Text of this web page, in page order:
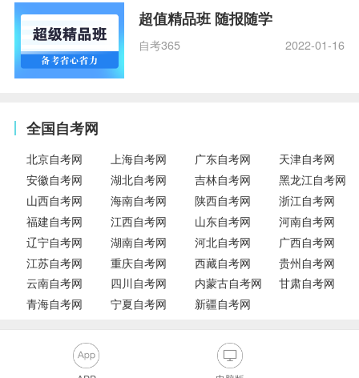
超值精品班 随报随学
自考365 2022-01-16
全国自考网
北京自考网 上海自考网 广东自考网
天津自考网
安徽自考网
湖北自考网 吉林自考网
黑龙江自考网
山西自考网
海南自考网 陕西自考网
浙江自考网
福建自考网
江西自考网 山东自考网
河南自考网
辽宁自考网
湖南自考网 河北自考网
广西自考网
江苏自考网
重庆自考网 西藏自考网
贵州自考网
云南自考网
四川自考网 内蒙古自考网
甘肃自考网
青海自考网
宁夏自考网 新疆自考网